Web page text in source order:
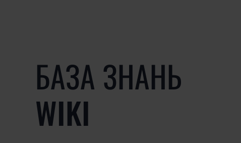
БАЗА ЗНАНЬ
WIKI